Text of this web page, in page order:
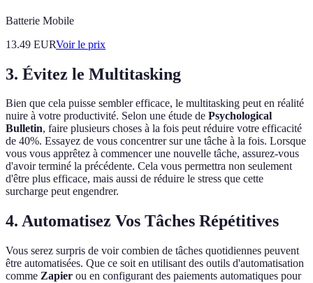
Batterie Mobile
13.49 EURVoir le prix
3. Évitez le Multitasking
Bien que cela puisse sembler efficace, le multitasking peut en réalité
nuire à votre productivité. Selon une étude de Psychological
Bulletin, faire plusieurs choses à la fois peut réduire votre efficacité
de 40%. Essayez de vous concentrer sur une tâche à la fois. Lorsque
vous vous apprêtez à commencer une nouvelle tâche, assurez-vous
d'avoir terminé la précédente. Cela vous permettra non seulement
d'être plus efficace, mais aussi de réduire le stress que cette
surcharge peut engendrer.
4. Automatisez Vos Tâches Répétitives
Vous serez surpris de voir combien de tâches quotidiennes peuvent
être automatisées. Que ce soit en utilisant des outils d'automatisation
comme Zapier ou en configurant des paiements automatiques pour